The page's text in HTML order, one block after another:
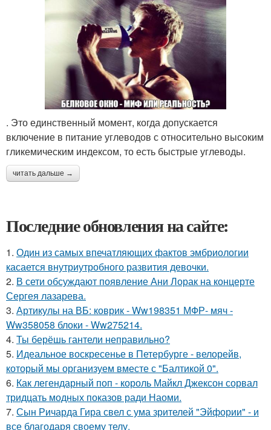
. Это единственный момент, когда допускается
включение в питание углеводов с относительно высоким
гликемическим индексом, то есть быстрые углеводы.
читать дальше →
Последние обновления на сайте:
1. Один из самых впечатляющих фактов эмбриологии
касается внутриутробного развития девочки.
2. В сети обсуждают появление Ани Лорак на концерте
Сергея лазарева.
3. Артикулы на ВБ: коврик - Ww198351 МФР- мяч -
Ww358058 блоки - Ww275214.
4. Ты берёшь гантели неправильно?
5. Идеальное воскресенье в Петербурге - велорейв,
который мы организуем вместе с "Балтикой 0".
6. Как легендарный поп - король Майкл Джексон сорвал
тридцать модных показов ради Наоми.
7. Сын Ричарда Гира свел с ума зрителей "Эйфории" - и
все благодаря своему телу.